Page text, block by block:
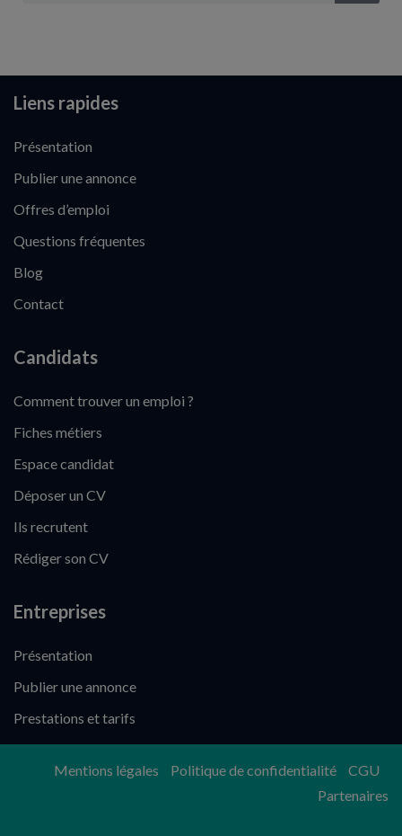
Liens rapides
Présentation
Publier une annonce
Offres d’emploi
Questions fréquentes
Blog
Contact
Candidats
Comment trouver un emploi ?
Fiches métiers
Espace candidat
Déposer un CV
Ils recrutent
Rédiger son CV
Entreprises
Présentation
Publier une annonce
Prestations et tarifs
Mentions légales Politique de confidentialité
CGU
Partenaires